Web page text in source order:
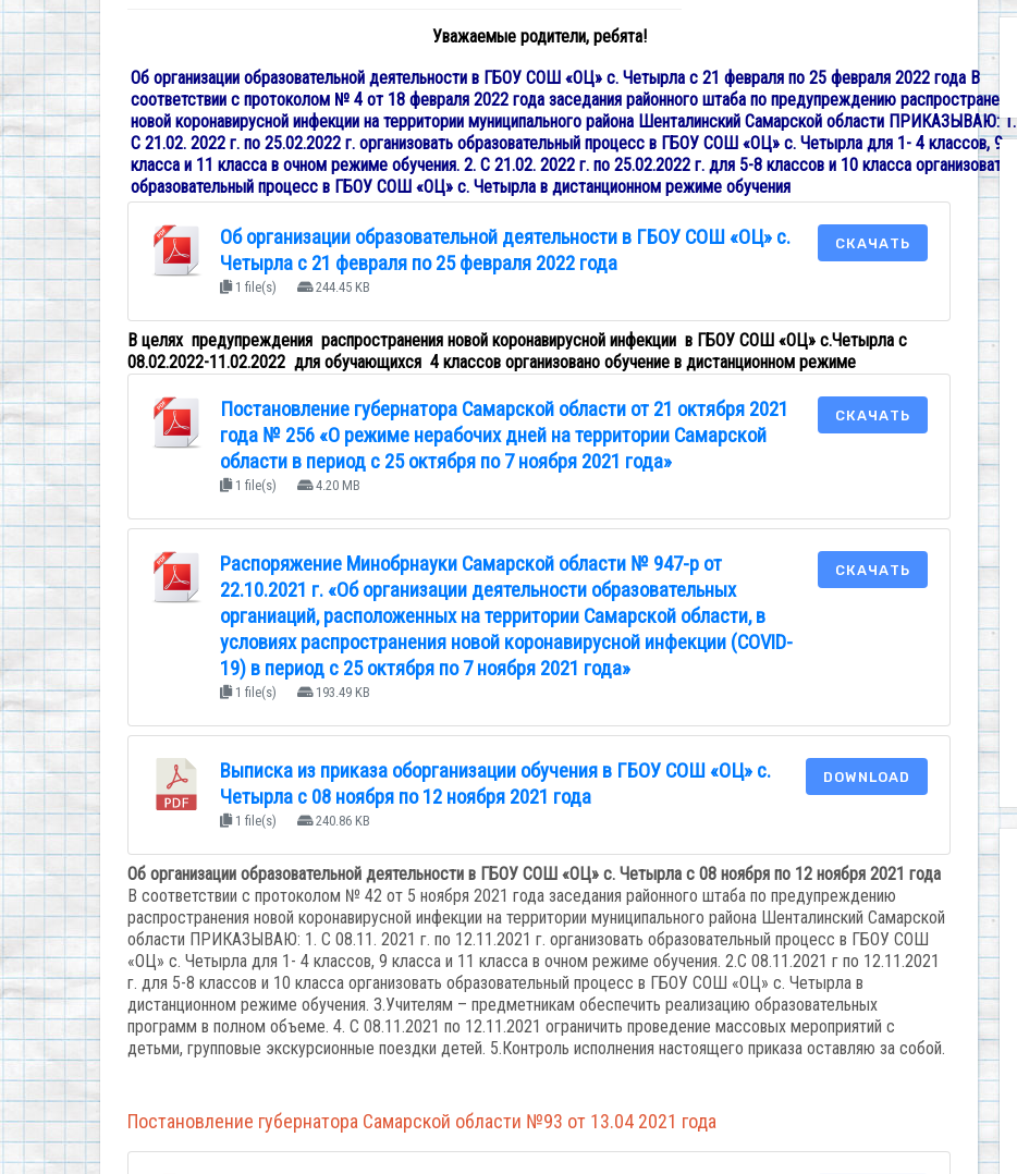
Уважаемые родители, ребята!
Об организации образовательной деятельности в ГБОУ СОШ «ОЦ» с. Четырла с 21 февраля по 25 февраля 2022 года В
соответствии с протоколом № 4 от 18 февраля 2022 года заседания районного штаба по предупреждению распространения
новой коронавирусной инфекции на территории муниципального района Шенталинский Самарской области ПРИКАЗЫВАЮ: 1.
С 21.02. 2022 г. по 25.02.2022 г. организовать образовательный процесс в ГБОУ СОШ «ОЦ» с. Четырла для 1- 4 классов, 9
класса и 11 класса в очном режиме обучения. 2. С 21.02. 2022 г. по 25.02.2022 г. для 5-8 классов и 10 класса организовать
образовательный процесс в ГБОУ СОШ «ОЦ» с. Четырла в дистанционном режиме обучения
Об организации образовательной деятельности в ГБОУ СОШ «ОЦ» с.
Четырла с 21 февраля по 25 февраля 2022 года
1 file(s) 244.45 KB
СКАЧАТЬ
В целях предупреждения распространения новой коронавирусной инфекции в ГБОУ СОШ «ОЦ» с.Четырла с
08.02.2022-11.02.2022 для обучающихся 4 классов организовано обучение в дистанционном режиме
Постановление губернатора Самарской области от 21 октября 2021
года № 256 «О режиме нерабочих дней на территории Самарской
области в период с 25 октября по 7 ноября 2021 года»
1 file(s) 4.20 MB
СКАЧАТЬ
Распоряжение Минобрнауки Самарской области № 947-р от
22.10.2021 г. «Об организации деятельности образовательных
органиаций, расположенных на территории Самарской области, в
условиях распространения новой коронавирусной инфекции (COVID-
19) в период с 25 октября по 7 ноября 2021 года»
1 file(s) 193.49 KB
СКАЧАТЬ
Выписка из приказа оборганизации обучения в ГБОУ СОШ «ОЦ» с.
Четырла с 08 ноября по 12 ноября 2021 года
1 file(s) 240.86 KB
DOWNLOAD
Об организации образовательной деятельности в ГБОУ СОШ «ОЦ» с. Четырла с 08 ноября по 12 ноября 2021 года
В соответствии с протоколом № 42 от 5 ноября 2021 года заседания районного штаба по предупреждению
распространения новой коронавирусной инфекции на территории муниципального района Шенталинский Самарской
области ПРИКАЗЫВАЮ: 1. С 08.11. 2021 г. по 12.11.2021 г. организовать образовательный процесс в ГБОУ СОШ
«ОЦ» с. Четырла для 1- 4 классов, 9 класса и 11 класса в очном режиме обучения. 2.С 08.11.2021 г по 12.11.2021
г. для 5-8 классов и 10 класса организовать образовательный процесс в ГБОУ СОШ «ОЦ» с. Четырла в
дистанционном режиме обучения. 3.Учителям – предметникам обеспечить реализацию образовательных
программ в полном объеме. 4. С 08.11.2021 по 12.11.2021 ограничить проведение массовых мероприятий с
детьми, групповые экскурсионные поездки детей. 5.Контроль исполнения настоящего приказа оставляю за собой.
Постановление губернатора Самарской области №93 от 13.04 2021 года